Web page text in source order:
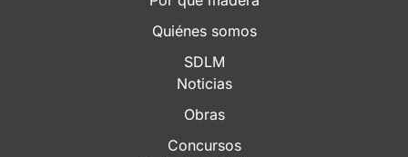
Quiénes somos
SDLM
Noticias
Obras
Concursos